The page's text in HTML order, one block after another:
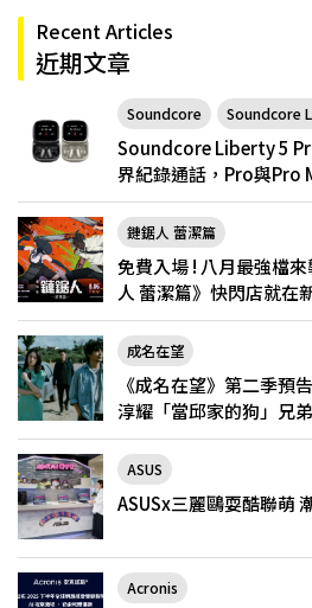
Recent Articles
近期文章
Soundcore Soundcore
Soundcore Liberty 5
界紀錄通話，Pro與Pro
鏈鋸人 蕾潔篇
免費入場 ! 八月最強檔
人 蕾潔篇》快閃店就在
限定登場
成名在望
《成名在望》第二季預
淳耀「當邱家的狗」兄
ASUS
ASUSx三麗鷗耍酷聯萌
Acronis